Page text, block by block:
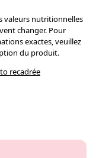
valeurs nutritionnelles
changer. Pour
exactes, veuillez
du produit.
recadrée